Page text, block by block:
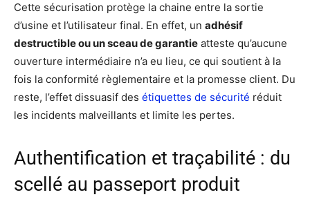
Cette sécurisation protège la chaine entre la sortie
d’usine et l’utilisateur final. En effet, un adhésif
destructible ou un sceau de garantie atteste qu’aucune
ouverture intermédiaire n’a eu lieu, ce qui soutient à la
fois la conformité règlementaire et la promesse client. Du
reste, l’effet dissuasif des étiquettes de sécurité réduit
les incidents malveillants et limite les pertes.
Authentification et traçabilité : du
scellé au passeport produit